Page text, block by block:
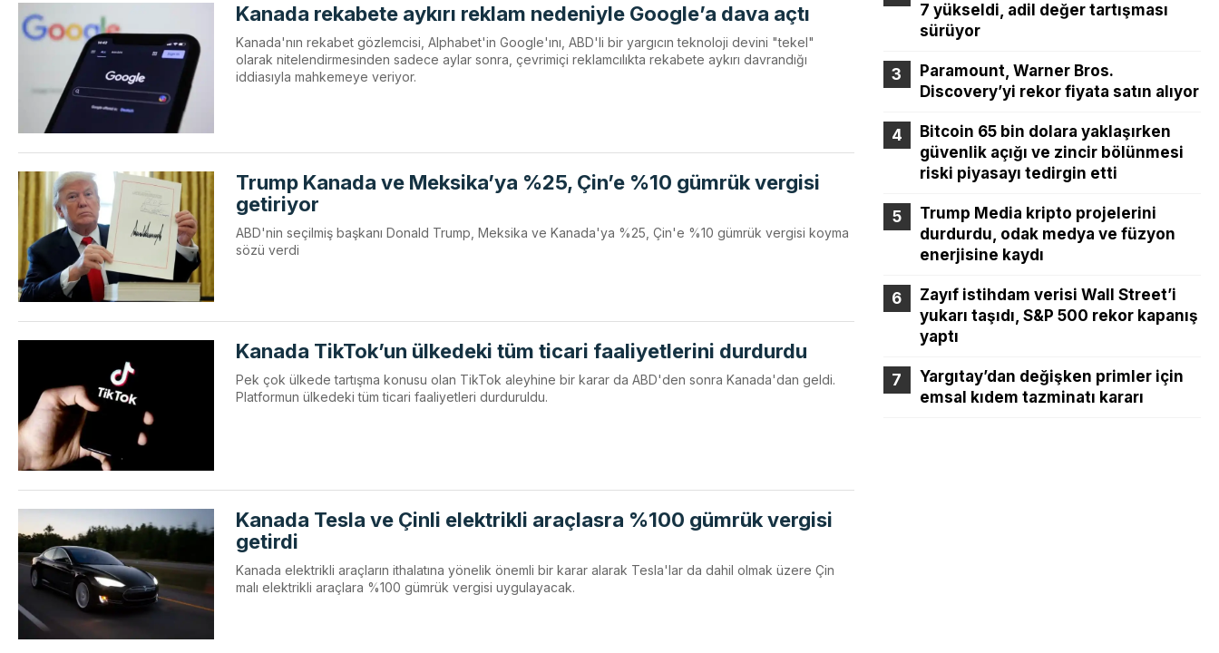
Kanada rekabete aykırı reklam nedeniyle Google’a dava açtı
Kanada'nın rekabet gözlemcisi, Alphabet'in Google'ını, ABD'li bir yargıcın teknoloji devini "tekel"
olarak nitelendirmesinden sadece aylar sonra, çevrimiçi reklamcılıkta rekabete aykırı davrandığı
iddiasıyla mahkemeye veriyor.
Trump Kanada ve Meksika’ya %25, Çin’e %10 gümrük vergisi
getiriyor
ABD'nin seçilmiş başkanı Donald Trump, Meksika ve Kanada'ya %25, Çin'e %10 gümrük vergisi koyma
sözü verdi
Kanada TikTok’un ülkedeki tüm ticari faaliyetlerini durdurdu
Pek çok ülkede tartışma konusu olan TikTok aleyhine bir karar da ABD'den sonra Kanada'dan geldi.
Platformun ülkedeki tüm ticari faaliyetleri durduruldu.
Kanada Tesla ve Çinli elektrikli araçlasra %100 gümrük vergisi
getirdi
Kanada elektrikli araçların ithalatına yönelik önemli bir karar alarak Tesla'lar da dahil olmak üzere Çin
malı elektrikli araçlara %100 gümrük vergisi uygulayacak.
7 yükseldi, adil değer tartışması
sürüyor
Paramount, Warner Bros.
Discovery’yi rekor fiyata satın alıyor
Bitcoin 65 bin dolara yaklaşırken
güvenlik açığı ve zincir bölünmesi
riski piyasayı tedirgin etti
Trump Media kripto projelerini
durdurdu, odak medya ve füzyon
enerjisine kaydı
Zayıf istihdam verisi Wall Street’i
yukarı taşıdı, S&P 500 rekor kapanış
yaptı
Yargıtay’dan değişken primler için
emsal kıdem tazminatı kararı